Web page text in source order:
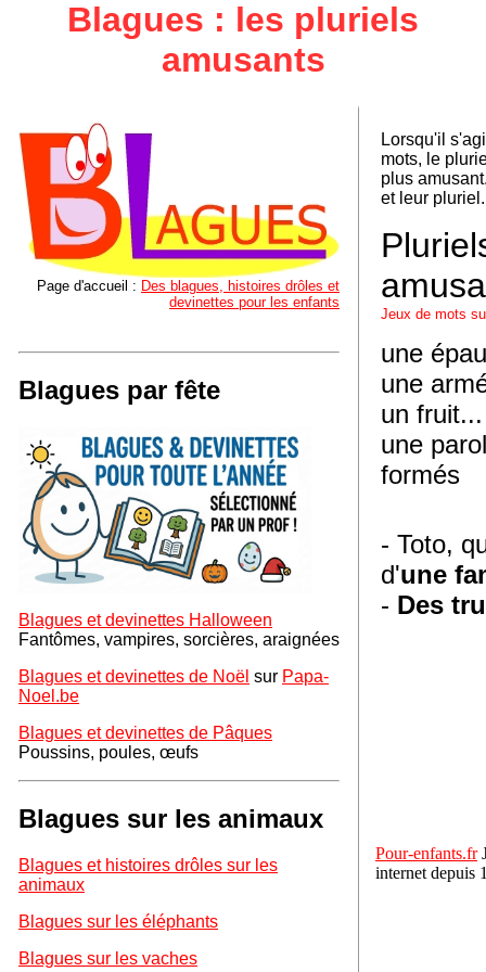
Blagues : les pluriels
amusants
Page d'accueil : Des blagues, histoires drôles et
devinettes pour les enfants
Blagues par fête
Blagues et devinettes Halloween
Fantômes, vampires, sorcières, araignées
Blagues et devinettes de Noël sur Papa-
Noel.be
Blagues et devinettes de Pâques
Poussins, poules, œufs
Blagues sur les animaux
Blagues et histoires drôles sur les
animaux
Blagues sur les éléphants
Blagues sur les vaches
Lorsqu'il
mots, le
plus
et leur
Jeux de mots
une
une
un
une
formés
- Toto,
d'une
- Des
Pour-enfants.fr
internet depuis